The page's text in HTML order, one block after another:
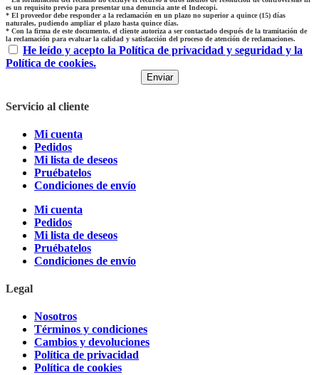
es un requisito previo para presentar una denuncia ante el Indecopi.
* El proveedor debe responder a la reclamación en un plazo no superior a quince (15) días
naturales, pudiendo ampliar el plazo hasta quince días.
* Con la firma de este documento, el cliente autoriza a ser contactado después de la tramitación de
la reclamación para evaluar la calidad y satisfacción del proceso de atención de reclamaciones.
He leído y acepto la Política de privacidad y seguridad y la
Política de cookies.
Servicio al cliente
Mi cuenta
Pedidos
Mi lista de deseos
Pruébatelos
Condiciones de envío
Mi cuenta
Pedidos
Mi lista de deseos
Pruébatelos
Condiciones de envío
Legal
Nosotros
Términos y condiciones
Cambios y devoluciones
Política de privacidad
Política de cookies